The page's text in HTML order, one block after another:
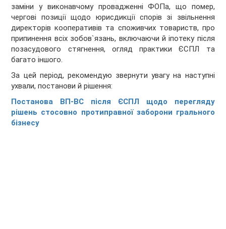
заміни у виконавчому провадженні ФОПа, що помер,
чергові позиції щодо юрисдикції спорів зі звільнення
директорів кооперативів та споживчих товариств, про
припинення всіх зобов`язань, включаючи й іпотеку після
позасудового стягнення, огляд практики ЄСПЛ та
багато іншого.
За цей період, рекомендую звернути увагу на наступні
ухвали, постанови й рішення:
Постанова ВП-ВС після ЄСПЛ щодо перегляду
рішень стосовно протиправної заборони грального
бізнесу